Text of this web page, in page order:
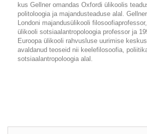
kus Gellner omandas Oxfordi ülikoolis
politoloogia ja majandusteaduse alal.
Londoni majandusülikooli
ülikooli sotsiaalantropoloogia professor ja
Euroopa ülikooli rahvusluse uurimise
avaldanud teoseid nii keelefilosoofia,
sotsiaalantropoloogia alal.